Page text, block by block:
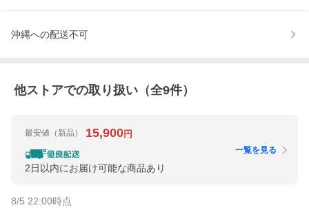
沖縄への配送不可
他ストアでの取り扱い（全9件）
最安値 （新品） 15,900円
2日以内にお届け可能な商品あり
一覧を見る
8/5 22:00時点